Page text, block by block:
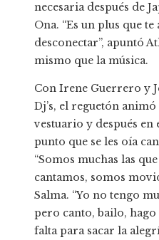
necesaria después de
Ona. “Es un plus que te
desconectar”, apuntó
mismo que la música.
Con Irene Guerrero y
Dj’s, el reguetón
vestuario y después en
punto que se les oía
“Somos muchas las
cantamos, somos
Salma. “Yo no tengo
pero canto, bailo, hago
falta para sacar la